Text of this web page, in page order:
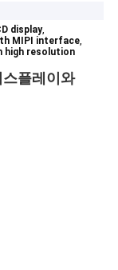
display,
MIPI interface,
high resolution
플레이와